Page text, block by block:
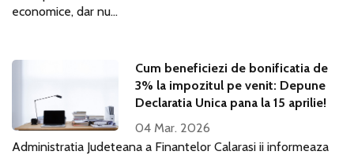
economice, dar nu...
Cum beneficiezi de bonificatia de
3% la impozitul pe venit: Depune
Declaratia Unica pana la 15 aprilie!
04 Mar. 2026
Administratia Judeteana a Finantelor Calarasi ii informeaza